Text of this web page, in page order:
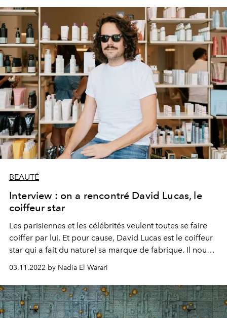
BEAUTÉ
Interview : on a rencontré David Lucas, le
coiffeur star
Les parisiennes et les célébrités veulent toutes se faire
coiffer par lui. Et pour cause, David Lucas est le coiffeur
star qui a fait du naturel sa marque de fabrique. Il nous a
parlé de ses techniques et de ses produits de soins.
03.11.2022 by Nadia El Warari